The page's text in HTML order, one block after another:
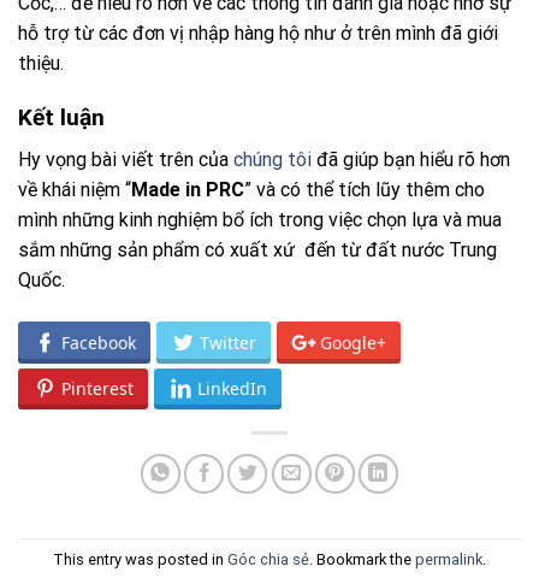
hỗ trợ từ các đơn vị nhập hàng hộ như ở trên mình đã giới
thiệu.
Kết luận
Hy vọng bài viết trên của chúng tôi đã giúp bạn hiểu rõ hơn
về khái niệm “Made in PRC” và có thể tích lũy thêm cho
mình những kinh nghiệm bổ ích trong việc chọn lựa và mua
sắm những sản phẩm có xuất xứ đến từ đất nước Trung
Quốc.
Facebook Twitter Google+
Pinterest LinkedIn
This entry was posted in Góc chia sẻ . Bookmark the permalink